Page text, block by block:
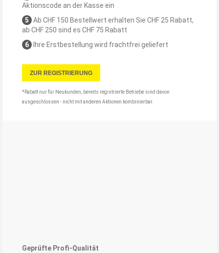
Aktionscode an der Kasse ein
5
Ab CHF 150 Bestellwert erhalten Sie CHF 25 Rabatt,
ab CHF 250 sind es CHF 75 Rabatt
6
Ihre Erstbestellung wird frachtfrei geliefert
ZUR REGISTRIERUNG
*Rabatt nur für Neukunden, bereits registrierte Betriebe sind davon
ausgeschlossen - nicht mit anderen Aktionen kombinierbar.
Geprüfte Profi-Qualität